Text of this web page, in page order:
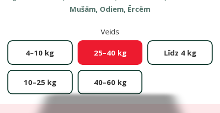
Mušām, Odiem, Ērcēm
Veids
4–10 kg 25–40 kg Līdz 4 kg
10–25 kg 40–60 kg